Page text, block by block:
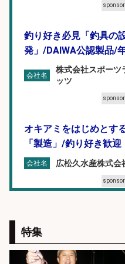
釣り好き必見「釣具の
発」/DAIWA公認製品/
会社名
株式会社スポーツ
ッツ
オキアミをはじめとす
「製造」/釣り好き歓迎
会社名 広松久水産株式会
計」
会社名 メガバス株式会社
特集